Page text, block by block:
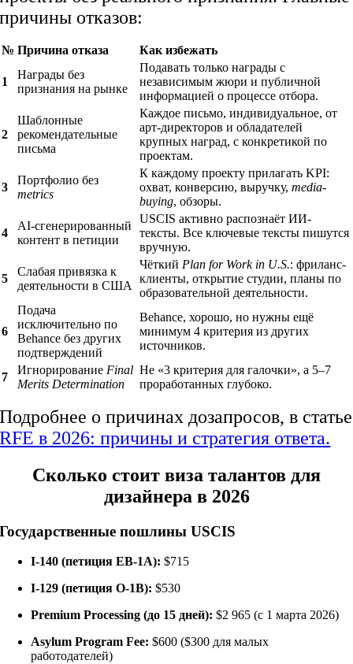
причины отказов:
№ Причина отказа Как избежать
1
Награды без
признания на рынке
Подавать только награды с
независимым жюри и публичной
информацией о процессе отбора.
2
Шаблонные
рекомендательные
письма
Каждое письмо, индивидуальное, от
арт-директоров и обладателей
крупных наград, с конкретикой по
проектам.
3
Портфолио без
metrics
К каждому проекту прилагать KPI:
охват, конверсию, выручку,media-
buying, обзоры.
4
AI-сгенерированный
контент в петиции
USCIS активно распознаёт ИИ-
тексты. Все ключевые тексты пишутся
вручную.
5
Слабая привязка к
деятельности в США
Чёткий Plan for Work in U.S.: фриланс-
клиенты, открытие студии, планы по
образовательной деятельности.
6
Подача
исключительно по
Behance без других
подтверждений
Behance, хорошо, но нужны ещё
минимум 4 критерия из других
источников.
7
Игнорирование Final
Merits Determination
Не «3 критерия для галочки», а 5–7
проработанных глубоко.
Подробнее о причинах дозапросов, в статье
RFE в 2026: причины и стратегия ответа.
Сколько стоит виза талантов для
дизайнера в 2026
Государственные пошлины USCIS
I-140 (петиция EB-1A): $715
I-129 (петиция O-1B): $530
Premium Processing (до 15 дней): $2 965 (с 1 марта 2026)
Asylum Program Fee: $600 ($300 для малых
работодателей)